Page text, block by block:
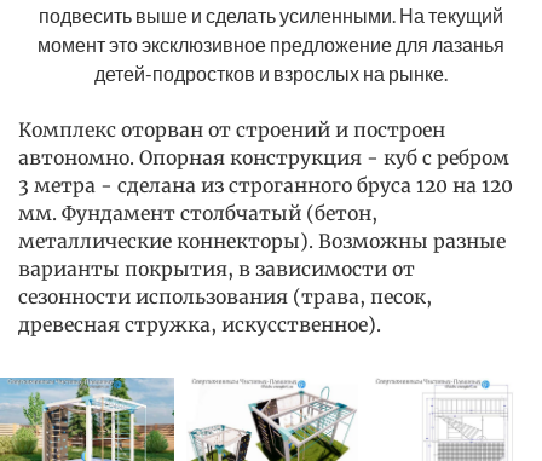
подвесить выше и сделать усиленными. На текущий
момент это эксклюзивное предложение для лазанья
детей-подростков и взрослых на рынке.
Комплекс оторван от строений и построен
автономно. Опорная конструкция - куб с ребром
3 метра - сделана из строганного бруса 120 на 120
мм. Фундамент столбчатый (бетон,
металлические коннекторы). Возможны разные
варианты покрытия, в зависимости от
сезонности использования (трава, песок,
древесная стружка, искусственное).